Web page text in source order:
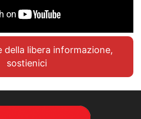
della libera informazione,
sostienici